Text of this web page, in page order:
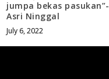
jumpa bekas pasukan”-
Asri Ninggal
July 6, 2022